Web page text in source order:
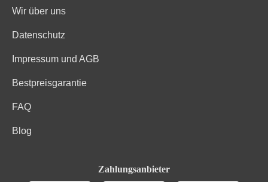
Wir über uns
Datenschutz
Impressum und AGB
Bestpreisgarantie
FAQ
Blog
Zahlungsanbieter